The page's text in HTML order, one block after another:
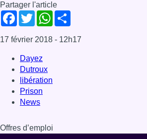
Partager l'article
Facebook
TwitterWhatsApp
17 février 2018 - 12h17
Dayez
Dutroux
libération
Prison
News
Offres d’emploi